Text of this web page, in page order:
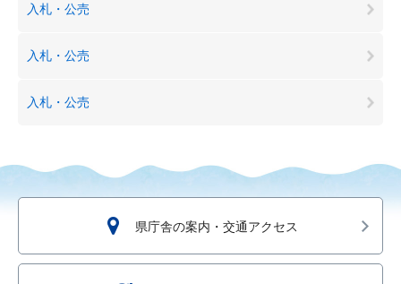
入札・公売
入札・公売
入札・公売
県庁舎の案内・交通アクセス